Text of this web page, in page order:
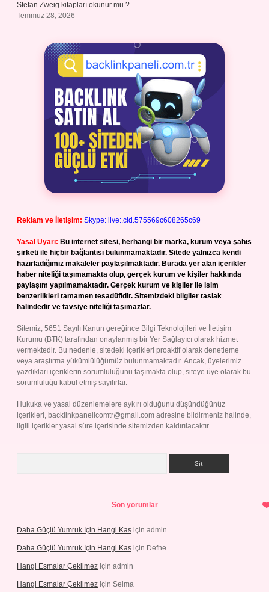
Stefan Zweig kitapları okunur mu ?
Temmuz 28, 2026
Reklam ve İletişim: Skype: live:.cid.575569c608265c69
Yasal Uyarı: Bu internet sitesi, herhangi bir marka, kurum veya şahıs
şirketi ile hiçbir bağlantısı bulunmamaktadır. Sitede yalnızca kendi
hazırladığımız makaleler paylaşılmaktadır. Burada yer alan içerikler
haber niteliği taşımamakta olup, gerçek kurum ve kişiler hakkında
paylaşım yapılmamaktadır. Gerçek kurum ve kişiler ile isim
benzerlikleri tamamen tesadüfidir. Sitemizdeki bilgiler taslak
halindedir ve tavsiye niteliği taşımazlar.
Sitemiz, 5651 Sayılı Kanun gereğince Bilgi Teknolojileri ve İletişim
Kurumu (BTK) tarafından onaylanmış bir Yer Sağlayıcı olarak hizmet
vermektedir. Bu nedenle, sitedeki içerikleri proaktif olarak denetleme
veya araştırma yükümlülüğümüz bulunmamaktadır. Ancak, üyelerimiz
yazdıkları içeriklerin sorumluluğunu taşımakta olup, siteye üye olarak bu
sorumluluğu kabul etmiş sayılırlar.
Hukuka ve yasal düzenlemelere aykırı olduğunu düşündüğünüz
içerikleri, backlinkpanelicomtr@gmail.com adresine bildirmeniz halinde,
ilgili içerikler yasal süre içerisinde sitemizden kaldırılacaktır.
Son yorumlar
Daha Güçlü Yumruk Için Hangi Kas için admin
Daha Güçlü Yumruk Için Hangi Kas için Defne
Hangi Esmalar Çekilmez için admin
Hangi Esmalar Çekilmez için Selma